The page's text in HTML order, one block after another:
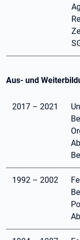
Aus- und
2017 – 2021
1992 – 2002